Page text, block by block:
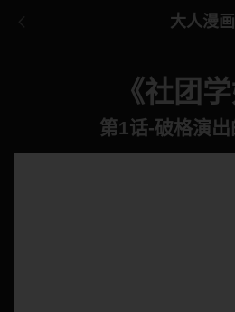
大人漫画
《社团学
第1话-破格演出